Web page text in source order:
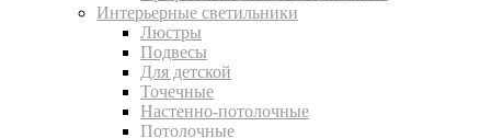
Интерьерные светильники
Люстры
Подвесы
Для детской
Точечные
Настенно-потолочные
Потолочные